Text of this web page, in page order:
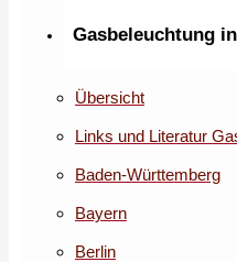
Gasbeleuchtung
Übersicht
Links und Literatur
Baden-Württemberg
Bayern
Berlin